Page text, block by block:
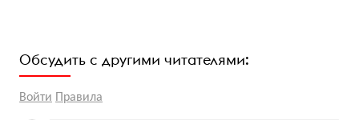
Обсудить с другими читателями:
Войти Правила